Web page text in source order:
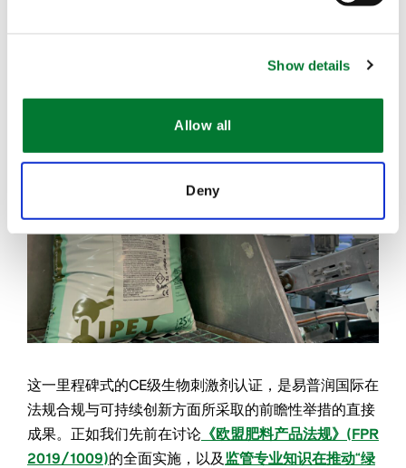
Show details
Allow all
Deny
都能享受产品带来的磷增效效果。
技术系列产品在整个欧洲市场所
宣称的养分利用效率（NUE），让我们的合作伙伴对
产品的价值和性能抱有十足的信心。
这一里程碑式的CE级生物刺激剂认证，是易普润国际在
法规合规与可持续创新方面所采取的前瞻性举措的直接
成果。正如我们先前在讨论 《欧盟肥料产品法规》(FPR
2019/1009)的全面实施，以及 监管专业知识在推动“绿